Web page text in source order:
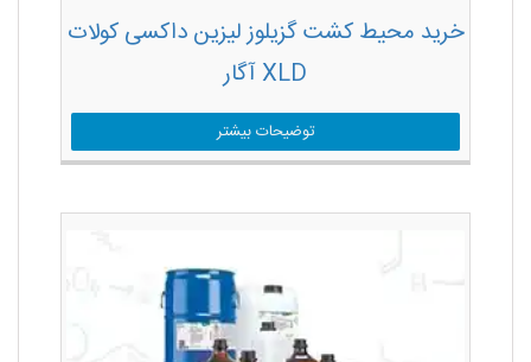
خرید محیط کشت گزیلوز لیزین داکسی کولات
XLD آگار
توضیحات بیشتر